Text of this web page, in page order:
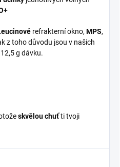
refrakterní okno, MPS,
z toho důvodu jsou v našich
g dávku.
skvělou chuťti tvoji